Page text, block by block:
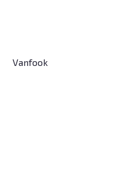
Vanfook